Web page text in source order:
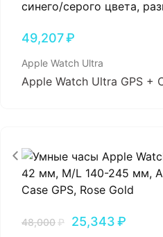
49,207₽
Apple Watch Ultra
Apple Watch Ultra GPS +
48,000₽ 25,343₽